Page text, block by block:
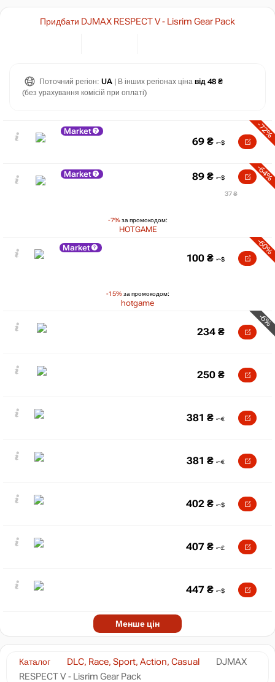
Каталог DLC, Race, Sport, Action, Casual
DJMAX
RESPECT V - Lisrim Gear Pack
Придбати DJMAX RESPECT V - Lisrim Gear Pack
Поточний регіон: UA | В інших регіонах ціна від 48 ₴
(без урахування комісій при оплаті)
Market -72%
69 ₴
Market
-7%за промокодом:
HOTGAME
-64%
89 ₴
37 ₴
Market
-15%за промокодом:
hotgame
-60%
100 ₴
-6%
234 ₴
250 ₴
381 ₴
381 ₴
402 ₴
407 ₴
447 ₴
Менше цін